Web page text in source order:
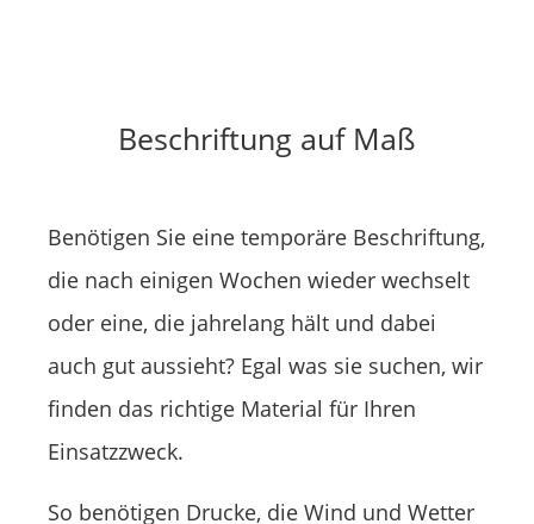
Beschriftung auf Maß
Benötigen Sie eine temporäre Beschriftung,
die nach einigen Wochen wieder wechselt
oder eine, die jahrelang hält und dabei
auch gut aussieht? Egal was sie suchen, wir
finden das richtige Material für Ihren
Einsatzzweck.
So benötigen Drucke, die Wind und Wetter